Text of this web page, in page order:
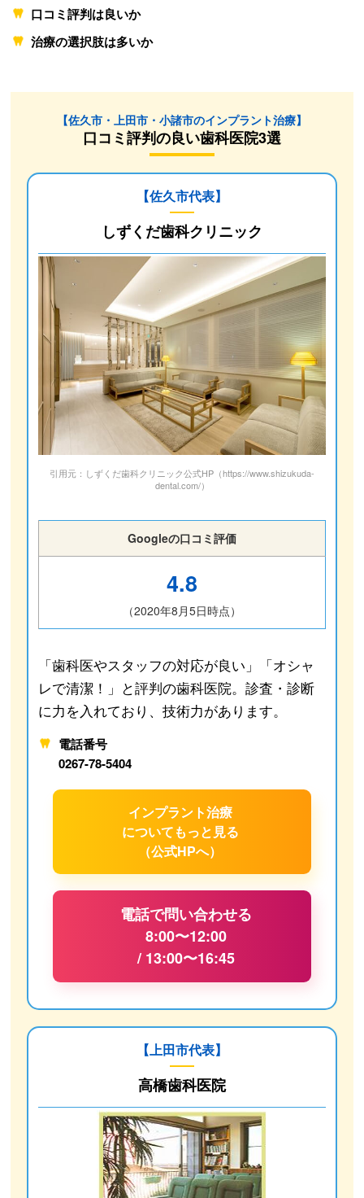
口コミ評判は良いか
治療の選択肢は多いか
【佐久市・上田市・小諸市のインプラント治療】
口コミ評判の良い歯科医院3選
【佐久市代表】
しずくだ歯科クリニック
引用元：しずくだ歯科クリニック公式HP（https://www.shizukuda-
dental.com/）
Googleの口コミ評価
4.8
（2020年8月5日時点）
「歯科医やスタッフの対応が良い」「オシャ
レで清潔！」と評判の歯科医院。診査・診断
に力を入れており、技術力があります。
電話番号
0267-78-5404
インプラント治療
についてもっと見る
（公式HPへ）
電話で問い合わせる
8:00〜12:00
/ 13:00〜16:45
【上田市代表】
高橋歯科医院